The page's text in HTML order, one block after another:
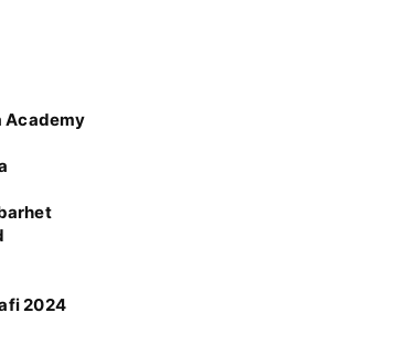
Academy
2024